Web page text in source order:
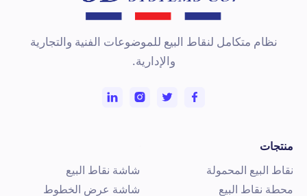
نظام متكامل لنقاط البيع للموضوعات الفنية والتجارية
والإدارية.
البيع المحمولة
نقاط البيع
شاشة نقاط البيع
شاشة عرض الخطوط